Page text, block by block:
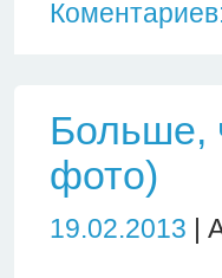
Больше,
фото)
19.02.2013 |